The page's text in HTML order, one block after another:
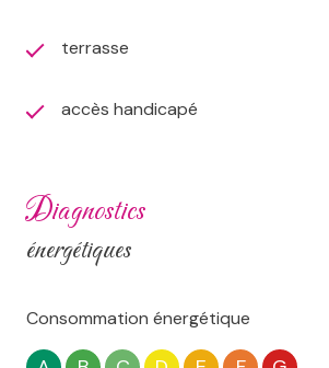
terrasse
accès handicapé
diagnostics
énergétiques
Consommation énergétique